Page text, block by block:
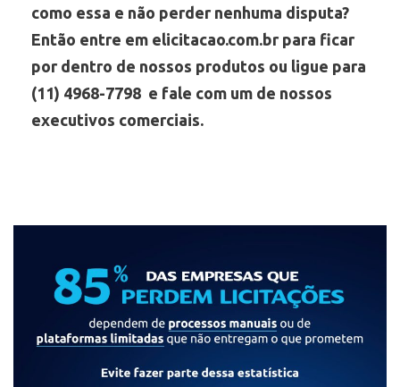
como essa e não perder nenhuma disputa?
Então entre em elicitacao.com.br para ficar
por dentro de nossos produtos ou ligue para
(11) 4968-7798 e fale com um de nossos
executivos comerciais.